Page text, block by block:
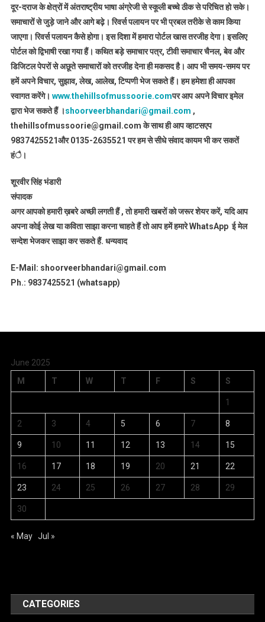
दूर-दराज के क्षेत्रों में अंतराष्ट्रीय भाषा अंग्रेजी से स्कूली बच्चे ठीक से परिचित हो सके।
समाचारों से जुड़े जाने और आगे बढ़े। रिवर्स पलायन पर भी प्रबल तरीके से काम किया
जाएगा। रिवर्स पलायन कैसे होगा। इस दिशा में हमारा पोर्टल खास तरजीह देगा। इसलिए
पोर्टल को द्विभाषी रखा गया हैं। कथित बड़े समाचार पत्र, टीवी समाचार चैनल, बेव और
डिजिटल पेपरों से अछूते समाचारों को तरजीह देना ही मकसद है। आप भी समय-समय पर
हमें अपने विचार, सुझाव, लेख, आलेख, टिप्पणी भेज सकते हैं। हम हमेशा ही आपका
स्वागत करेंगे। www.thehillsofmussoorie.comपर आप अपने विचार इमेल
द्वारा भेज सकते हैं ।shoorveerbhandari@gmail.com ,
thehillsofmussoorie@gmail.com के साथ ही आप व्हाटसएप
9837425521और 0135-2635521 पर हम से सीधे संवाद कायम भी कर सकतें
हंै।
शूरवीर सिंह भंडारी
संपादक
अगर आपको हमारी ख़बरे अच्छी लगती हैं , तो हमारी खबरों को जरूर शेयर करें, यदि आप
अपना कोई लेख या कविता साझा करना चाहते हैं तो आप हमें हमारे WhatsApp ई मेल
सन्देश भेजकर साझा कर सकते हैं. धन्यवाद
E-Mail: shoorveerbhandari@gmail.com
Ph.: 9837425521 (whatsapp)
June 2025
M
T W T F S S
1
2 3 4 5 6 7 8
9 10 11 12 13 14 15
16 17 18 19 20 21 22
23 24 25 26 27 28 29
30
« May Jul »
CATEGORIES